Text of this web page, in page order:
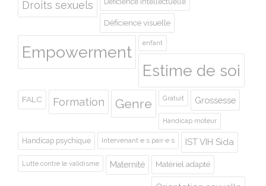
Droits sexuels
Déficience visuelle
Empowerment enfant
Estime de soi
FALC Formation Genre Gratuit Grossesse
Handicap moteur
Handicap psychique Intervenant·e·s pair·e·s IST VIH Sida
Lutte contre le validisme Maternité Matériel adapté